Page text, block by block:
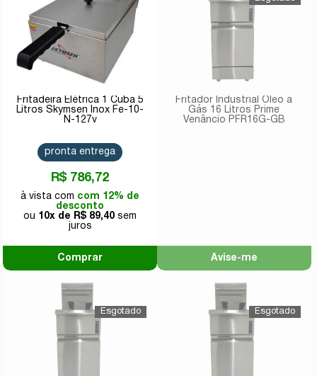
Fritadeira Elétrica 1 Cuba 5
Litros Skymsen Inox Fe-10-
N-127v
R$ 786,72
com 12% de
desconto
10x de
R$ 89,40
pronta entrega
Comprar
Fritador Industrial Óleo a
Gás 16 Litros Prime
Venâncio PFR16G-GB
Avise-me